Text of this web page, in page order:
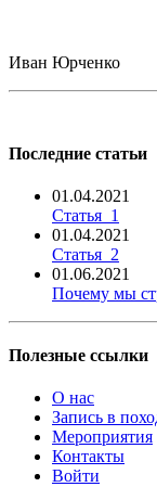
Иван Юрченко
Последние статьи
01.04.2021
Статья_1
01.04.2021
Статья_2
01.06.2021
Почему мы
Полезные ссылки
О нас
Запись в
Мероприятия
Контакты
Войти